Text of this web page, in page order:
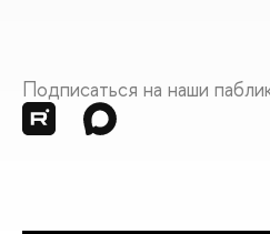
Подписаться на наши